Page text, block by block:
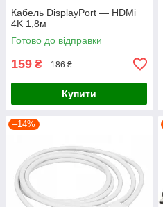
Кабель DisplayPort — HDMi
4K 1,8м
Готово до відправки
159 ₴ 186 ₴
Купити
–14%